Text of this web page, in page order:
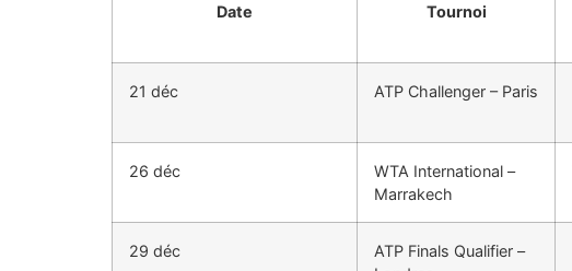
Date Tournoi
21 déc ATP Challenger – Paris
26 déc
WTA International –
Marrakech
29 déc
ATP Finals Qualifier –